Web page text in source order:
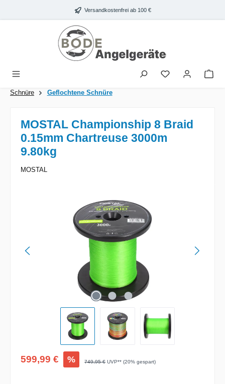
Zum Hauptinhalt springen Versandkostenfrei ab 100 €
Schnüre Geflochtene Schnüre
MOSTAL Championship 8 Braid
0.15mm Chartreuse 3000m
9.80kg
MOSTAL
Verkaufspreis:
599,99 € % Regulärer Preis:
749,95 € UVP** (20% gespart)